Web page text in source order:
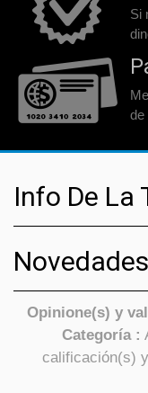
Si
de
Info De La
Novedades
Opinione(s) y
Categoría :
calificación(s) y